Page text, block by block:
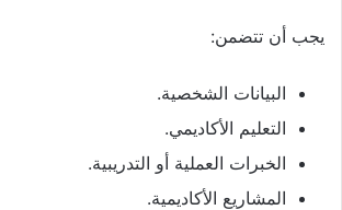
يجب أن تتضمن:
البيانات الشخصية.
التعليم الأكاديمي.
الخبرات العملية أو التدريبية.
المشاريع الأكاديمية.